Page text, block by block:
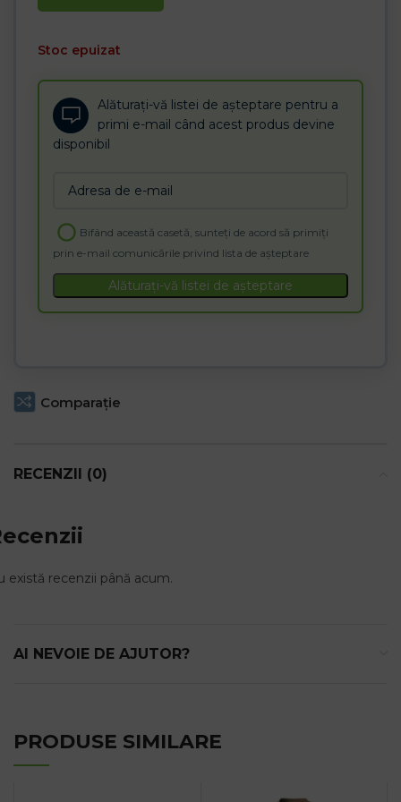
Stoc epuizat
Alăturați-vă listei de așteptare pentru a
primi e-mail când acest produs devine
disponibil
Bifând această casetă, sunteți de acord să primiți
prin e-mail comunicările privind lista de așteptare
your
email
address
to
join
the
waitlist
Alăturați-vă listei de așteptare
Comparaţie
RECENZII (0)
există recenzii până acum.
AI NEVOIE DE AJUTOR?
PRODUSE SIMILARE